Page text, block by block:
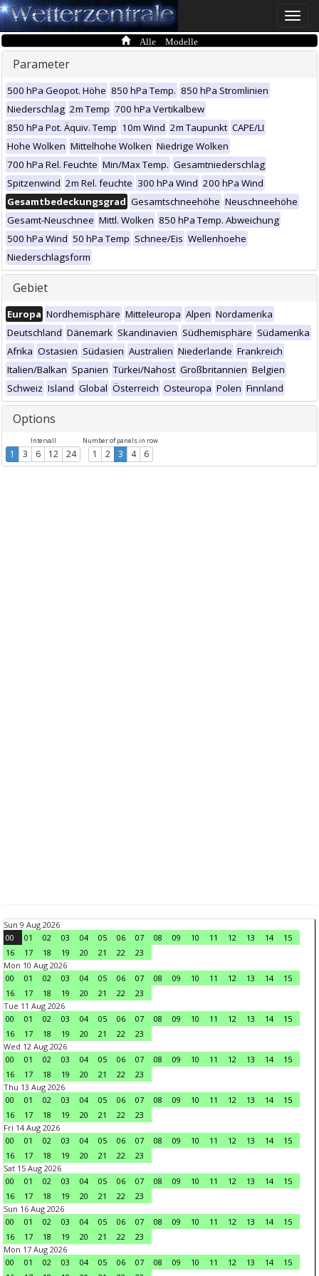
Toggle
Alle Modelle
Parameter
500 hPa Geopot. Höhe 850 hPa Temp. 850 hPa Stromlinien
Niederschlag 2m Temp 700 hPa Vertikalbew
850 hPa Pot. Äquiv. Temp 10m Wind 2m Taupunkt CAPE/LI
Hohe Wolken Mittelhohe Wolken Niedrige Wolken
700 hPa Rel. Feuchte Min/Max Temp. Gesamtniederschlag
Spitzenwind 2m Rel. feuchte 300 hPa Wind 200 hPa Wind
Gesamtbedeckungsgrad Gesamtschneehöhe Neuschneehöhe
Gesamt-Neuschnee Mittl. Wolken 850 hPa Temp. Abweichung
500 hPa Wind 50 hPa Temp Schnee/Eis Wellenhoehe
Niederschlagsform
Gebiet
Europa Nordhemisphäre Mitteleuropa Alpen Nordamerika
Deutschland Dänemark Skandinavien Südhemisphäre Südamerika
Afrika Ostasien Südasien Australien Niederlande Frankreich
Italien/Balkan Spanien Türkei/Nahost Großbritannien Belgien
Schweiz Island Global Österreich Osteuropa Polen Finnland
Options
Intervall
1 3 6 12 24
Number of panels in row
1 2 3 4 6
Sun 9 Aug 2026
00
01 02 03 04 05 06 07 08 09 10 11 12 13 14
15
16
17 18 19 20 21 22
23
Mon 10 Aug 2026
00
01 02 03 04 05 06 07 08 09 10 11 12 13 14
15
16
17 18 19 20 21 22
23
Tue 11 Aug 2026
00
01 02 03 04 05 06 07 08 09 10 11 12 13 14
15
16
17 18 19 20 21 22
23
Wed 12 Aug 2026
00
01 02 03 04 05 06 07 08 09 10 11 12 13 14
15
16
17 18 19 20 21 22
23
Thu 13 Aug 2026
00
01 02 03 04 05 06 07 08 09 10 11 12 13 14
15
16
17 18 19 20 21 22
23
Fri 14 Aug 2026
00
01 02 03 04 05 06 07 08 09 10 11 12 13 14
15
16
17 18 19 20 21 22
23
Sat 15 Aug 2026
00
01 02 03 04 05 06 07 08 09 10 11 12 13 14
15
16
17 18 19 20 21 22
23
Sun 16 Aug 2026
00
01 02 03 04 05 06 07 08 09 10 11 12 13 14
15
16
17 18 19 20 21 22
23
Mon 17 Aug 2026
00
01 02 03 04 05 06 07 08 09 10 11 12 13 14
15